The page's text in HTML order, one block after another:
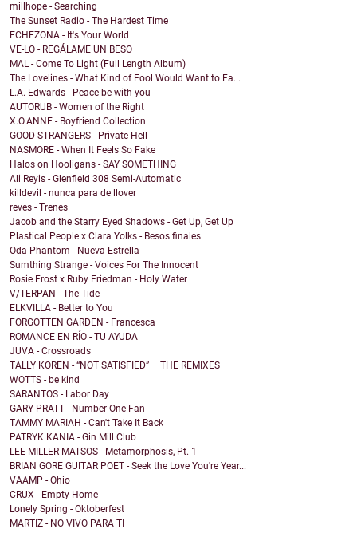
millhope - Searching
The Sunset Radio - The Hardest Time
ECHEZONA - It's Your World
VE-LO - REGÁLAME UN BESO
MAL - Come To Light (Full Length Album)
The Lovelines - What Kind of Fool Would Want to Fa...
L.A. Edwards - Peace be with you
AUTORUB - Women of the Right
X.O.ANNE - Boyfriend Collection
GOOD STRANGERS - Private Hell
NASMORE - When It Feels So Fake
Halos on Hooligans - SAY SOMETHING
Ali Reyis - Glenfield 308 Semi-Automatic
killdevil - nunca para de llover
reves - Trenes
Jacob and the Starry Eyed Shadows - Get Up, Get Up
Plastical People x Clara Yolks - Besos finales
Oda Phantom - Nueva Estrella
Sumthing Strange - Voices For The Innocent
Rosie Frost x Ruby Friedman - Holy Water
V/TERPAN - The Tide
ELKVILLA - Better to You
FORGOTTEN GARDEN - Francesca
ROMANCE EN RÍO - TU AYUDA
JUVA - Crossroads
TALLY KOREN - “NOT SATISFIED” – THE REMIXES
WOTTS - be kind
SARANTOS - Labor Day
GARY PRATT - Number One Fan
TAMMY MARIAH - Can't Take It Back
PATRYK KANIA - Gin Mill Club
LEE MILLER MATSOS - Metamorphosis, Pt. 1
BRIAN GORE GUITAR POET - Seek the Love You're Year...
VAAMP - Ohio
CRUX - Empty Home
Lonely Spring - Oktoberfest
MARTIZ - NO VIVO PARA TI